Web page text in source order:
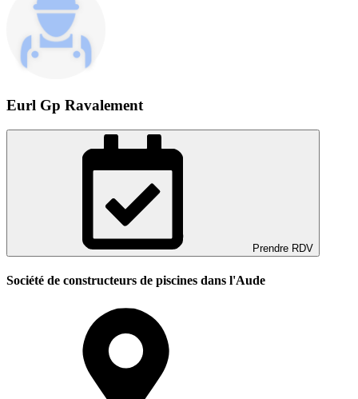
Eurl Gp Ravalement
Prendre RDV
Société de constructeurs de piscines dans l'Aude